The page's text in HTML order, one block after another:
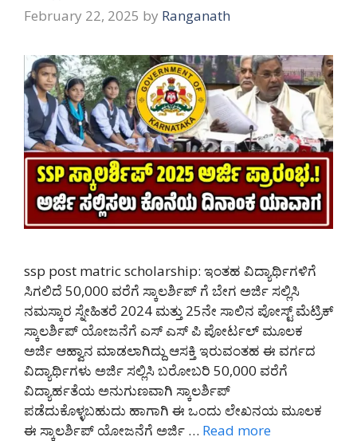
February 22, 2025 by Ranganath
ssp post matric scholarship: ಇಂತಹ ವಿದ್ಯಾರ್ಥಿಗಳಿಗೆ
ಸಿಗಲಿದೆ 50,000 ವರೆಗೆ ಸ್ಕಾಲರ್ಶಿಪ್ ಗೆ ಬೇಗ ಅರ್ಜಿ ಸಲ್ಲಿಸಿ
ನಮಸ್ಕಾರ ಸ್ನೇಹಿತರೆ 2024 ಮತ್ತು 25ನೇ ಸಾಲಿನ ಪೋಸ್ಟ್ ಮೆಟ್ರಿಕ್
ಸ್ಕಾಲರ್ಶಿಪ್ ಯೋಜನೆಗೆ ಎಸ್ ಎಸ್ ಪಿ ಪೋರ್ಟಲ್ ಮೂಲಕ
ಅರ್ಜಿ ಆಹ್ವಾನ ಮಾಡಲಾಗಿದ್ದು ಆಸಕ್ತಿ ಇರುವಂತಹ ಈ ವರ್ಗದ
ವಿದ್ಯಾರ್ಥಿಗಳು ಅರ್ಜಿ ಸಲ್ಲಿಸಿ ಬರೋಬರಿ 50,000 ವರೆಗೆ
ವಿದ್ಯಾರ್ಹತೆಯ ಅನುಗುಣವಾಗಿ ಸ್ಕಾಲರ್ಶಿಪ್
ಪಡೆದುಕೊಳ್ಳಬಹುದು ಹಾಗಾಗಿ ಈ ಒಂದು ಲೇಖನಯ ಮೂಲಕ
ಈ ಸ್ಕಾಲರ್ಶಿಪ್ ಯೋಜನೆಗೆ ಅರ್ಜಿ … Read more